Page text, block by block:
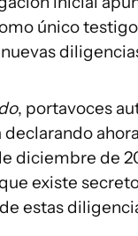
único
, portavoces
diciembre de
existe
estas